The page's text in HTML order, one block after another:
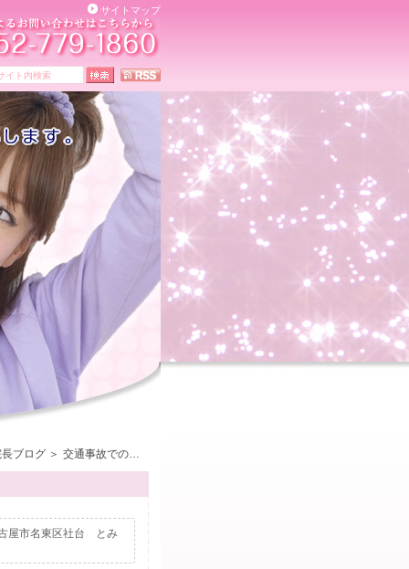
サイトマップ
ブログ 交通事故での首の痛み、むち打ちはとみみつ接骨院は専門です。名古屋市名東区社台 とみみつ接骨院へ
屋市名東区社台 とみ